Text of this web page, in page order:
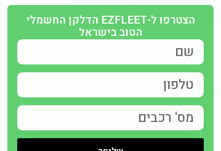
הצטרפו ל-EZFLEET הדלקן החשמלי
הטוב בישראל